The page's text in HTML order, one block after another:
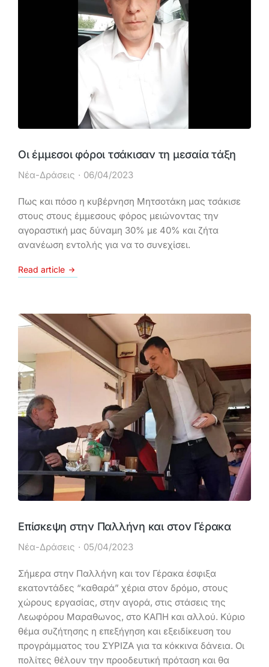
Οι έμμεσοι φόροι τσάκισαν τη μεσαία τάξη
Νέα-Δράσεις 06/04/2023
Πως και πόσο η κυβέρνηση Μητσοτάκη μας τσάκισε
στους στους έμμεσους φόρος μειώνοντας την
αγοραστική μας δύναμη 30% με 40% και ζήτα
ανανέωση εντολής για να το συνεχίσει.
Read article
Επίσκεψη στην Παλλήνη και στον Γέρακα
Νέα-Δράσεις 05/04/2023
Σήμερα στην Παλλήνη και τον Γέρακα έσφιξα
εκατοντάδες “καθαρά” χέρια στον δρόμο, στους
χώρους εργασίας, στην αγορά, στις στάσεις της
Λεωφόρου Μαραθωνος, στο ΚΑΠΗ και αλλού. Κύριο
θέμα συζήτησης η επεξήγηση και εξειδίκευση του
προγράμματος του ΣΥΡΙΖΑ για τα κόκκινα δάνεια. Οι
πολίτες θέλουν την προοδευτική πρόταση και θα